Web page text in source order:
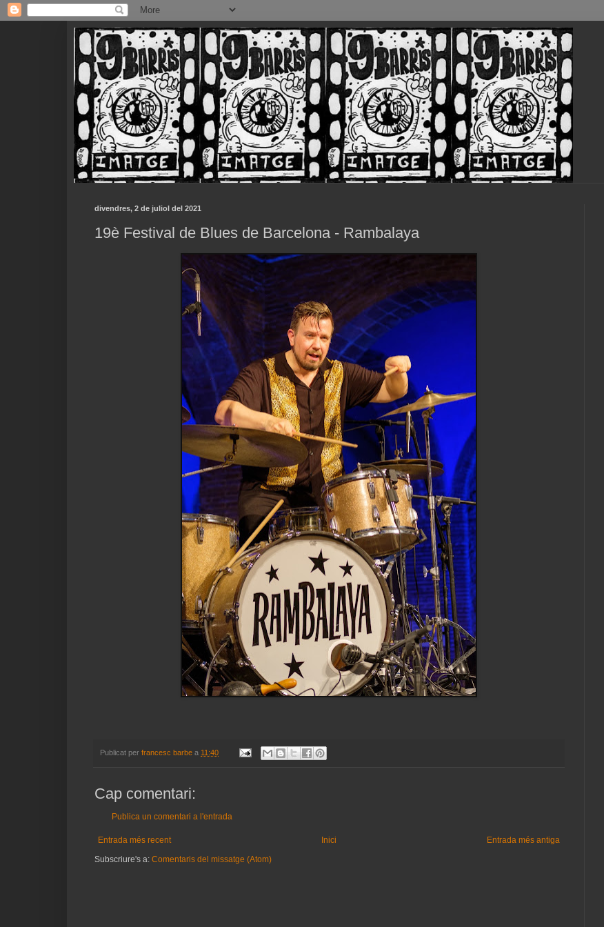
divendres, 2 de juliol del 2021
19è Festival de Blues de Barcelona - Rambalaya
Publicat per francesc barbe a 11:40
Cap comentari:
Publica un comentari a l'entrada
Entrada més recent Entrada més antiga
Inici
Subscriure's a: Comentaris del missatge (Atom)